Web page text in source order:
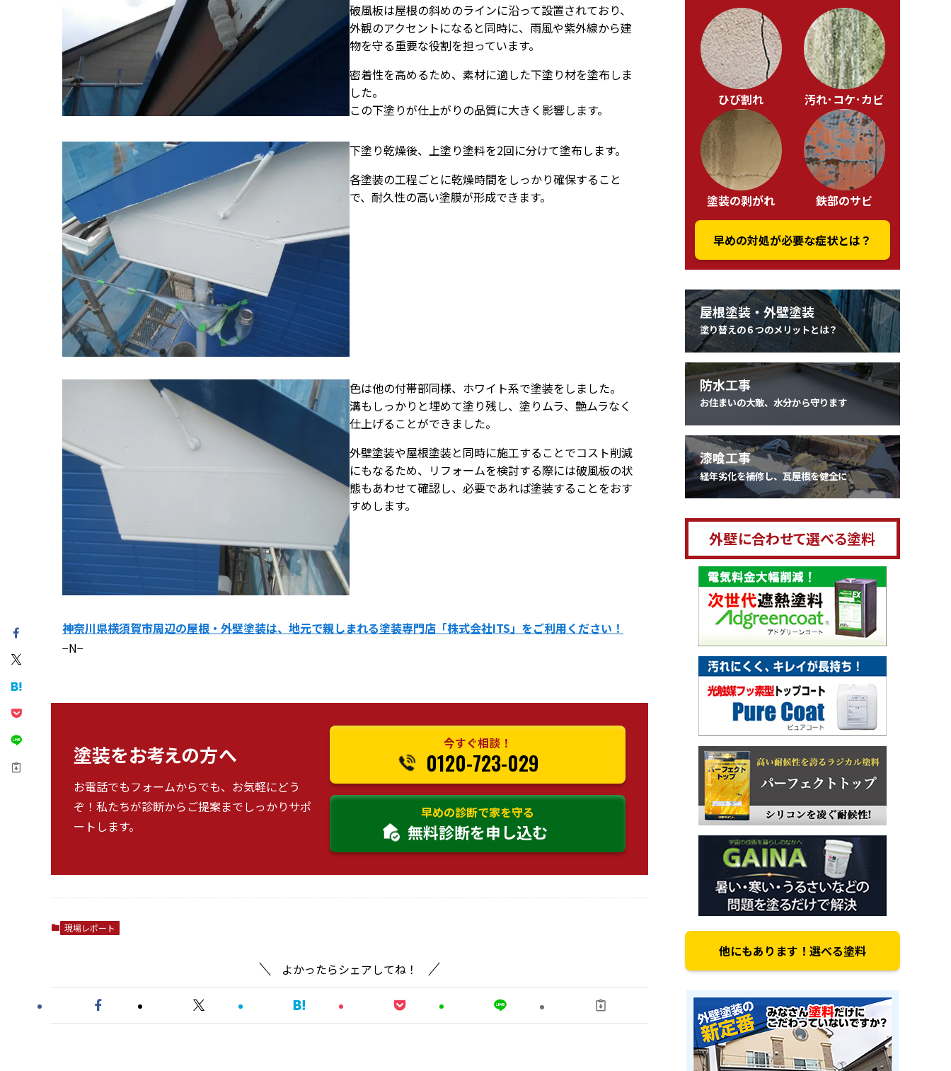
破風板は屋根の斜めのラインに沿って設置されており、
外観のアクセントになると同時に、雨風や紫外線から建
物を守る重要な役割を担っています。
密着性を高めるため、素材に適した下塗り材を塗布しま
した。
この下塗りが仕上がりの品質に大きく影響します。
下塗り乾燥後、上塗り塗料を2回に分けて塗布します。
各塗装の工程ごとに乾燥時間をしっかり確保すること
で、耐久性の高い塗膜が形成できます。
色は他の付帯部同様、ホワイト系で塗装をしました。
溝もしっかりと埋めて塗り残し、塗りムラ、艶ムラなく
仕上げることができました。
外壁塗装や屋根塗装と同時に施工することでコスト削減
にもなるため、リフォームを検討する際には破風板の状
態もあわせて確認し、必要であれば塗装することをおす
すめします。
神奈川県横須賀市周辺の屋根・外壁塗装は、地元で親しまれる塗装専門店「株式会社ITS」をご利用ください！
−N−
塗装をお考えの方へ
お電話でもフォームからでも、お気軽にどう
ぞ！私たちが診断からご提案までしっかりサポ
ートします。
今すぐ相談！
0120-723-029
早めの診断で家を守る
無料診断を申し込む
現場レポート
よかったらシェアしてね！
ひび割れ 汚れ･コケ･カビ
塗装の剥がれ 鉄部のサビ
早めの対処が必要な症状とは？
屋根塗装・外壁塗装
塗り替えの６つのメリットとは？
防水工事
お住まいの大敵、水分から守ります
漆喰工事
経年劣化を補修し、瓦屋根を健全に
外壁に合わせて選べる塗料
他にもあります！選べる塗料